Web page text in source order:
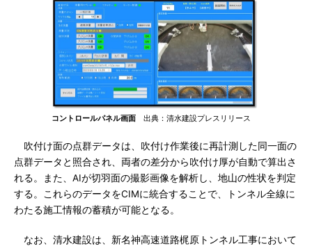
コントロールパネル画面 出典：清水建設プレスリリース
吹付け面の点群データは、吹付け作業後に再計測した同一面の
点群データと照合され、両者の差分から吹付け厚が自動で算出さ
れる。また、AIが切羽面の撮影画像を解析し、地山の性状を判定
する。これらのデータをCIMに統合することで、トンネル全線に
わたる施工情報の蓄積が可能となる。
なお、清水建設は、新名神高速道路梶原トンネル工事において